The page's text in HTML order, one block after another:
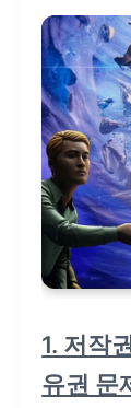
1. 저작
유권 문